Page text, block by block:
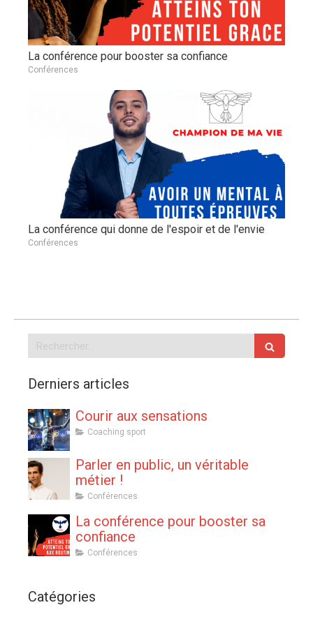
La conférence pour booster sa confiance
Conférences
La conférence qui donne de l'espoir et de l'envie
Conférences
Derniers articles
Courir aux sensations
Coaching sport
Parler en public, un véritable
métier !
Conférences
La conférence pour booster sa
confiance
Conférences
Catégories